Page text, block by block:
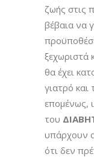
ζωής στις
βέβαια να
ξεχωριστά
θα έχει
γιατρό
επομένως,
του
υπάρχουν
ότι δεν